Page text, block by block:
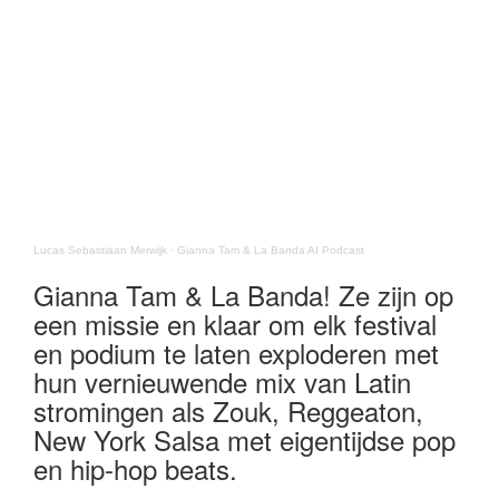
Lucas Sebastiaan Merwijk · Gianna Tam & La Banda AI Podcast
Gianna Tam & La Banda! Ze zijn op
een missie en klaar om elk festival
en podium te laten exploderen met
hun vernieuwende mix van Latin
stromingen als Zouk, Reggeaton,
New York Salsa met eigentijdse pop
en hip-hop beats.